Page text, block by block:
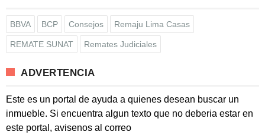
BBVA BCP Consejos Remaju Lima Casas
REMATE SUNAT Remates Judiciales
ADVERTENCIA
Este es un portal de ayuda a quienes desean buscar un
inmueble. Si encuentra algun texto que no deberia estar en
este portal, avisenos al correo